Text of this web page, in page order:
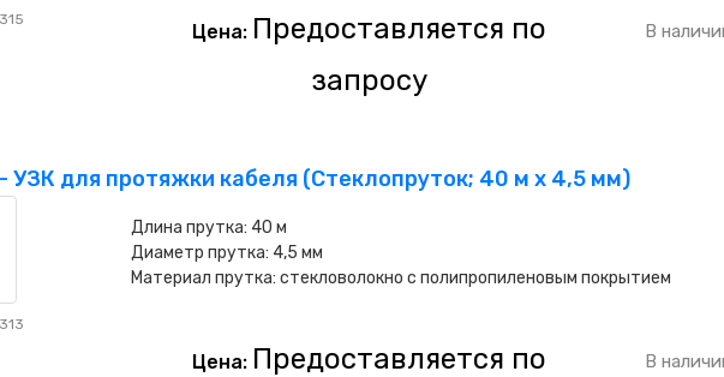
Цена: Предоставляется по
запросу
В
УЗК для протяжки кабеля (Стеклопруток; 40 м х 4,5 мм)
Длина прутка: 40 м
Диаметр прутка: 4,5 мм
Материал прутка: стекловолокно с полипропиленовым покрытием
Цена: Предоставляется по
В